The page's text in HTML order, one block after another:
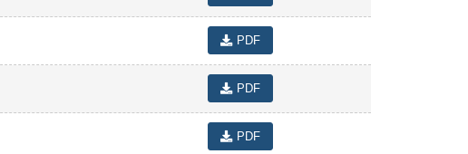
PDF
PDF
PDF